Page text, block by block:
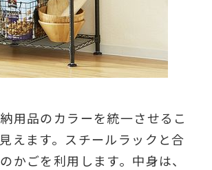
用品のカラーを統一させるこ
えます。スチールラックと合
かごを利用します。中身は、